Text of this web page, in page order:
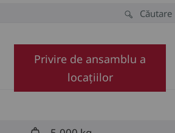
Căutare
Privire de ansamblu a
locațiilor